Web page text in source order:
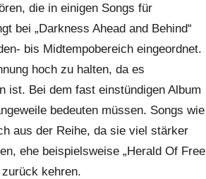
die in einigen Songs für
bei „Darkness Ahead and Behind“
bis Midtempobereich eingeordnet.
hoch zu halten, da es
ist. Bei dem fast einstündigen Album
bedeuten müssen. Songs wie
aus der Reihe, da sie viel stärker
ehe beispielsweise „Herald Of Free
kehren.